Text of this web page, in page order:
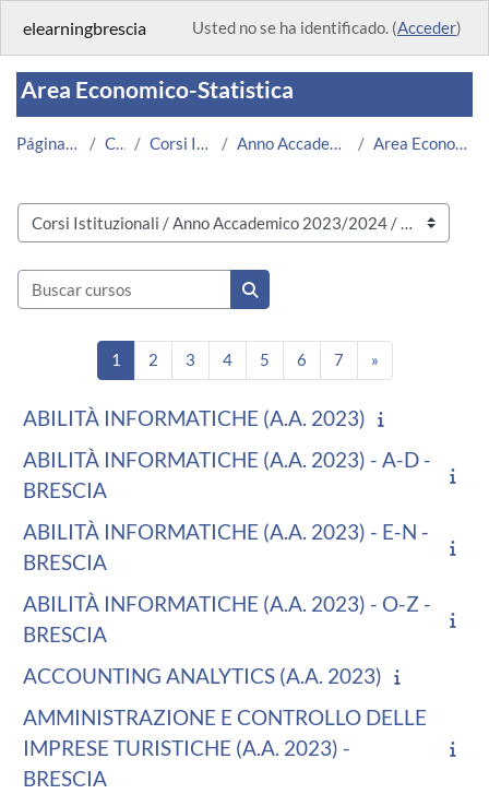
elearningbrescia Usted no se ha identificado. (Acceder)
Area Economico-Statistica
Página Principal Cursos Corsi Istituzionali Anno Accademico 2023/2024 Area Economico-Statistica
Categorías
Buscar cursos
Buscar cursos
1 Página 1
2Página 2
3Página 3
4Página 4
5Página 5
6Página 6
7Página 7
»Siguiente
ABILITÀ INFORMATICHE (A.A. 2023)
ABILITÀ INFORMATICHE (A.A. 2023) - A-D -
BRESCIA
ABILITÀ INFORMATICHE (A.A. 2023) - E-N -
BRESCIA
ABILITÀ INFORMATICHE (A.A. 2023) - O-Z -
BRESCIA
ACCOUNTING ANALYTICS (A.A. 2023)
AMMINISTRAZIONE E CONTROLLO DELLE
IMPRESE TURISTICHE (A.A. 2023) -
BRESCIA